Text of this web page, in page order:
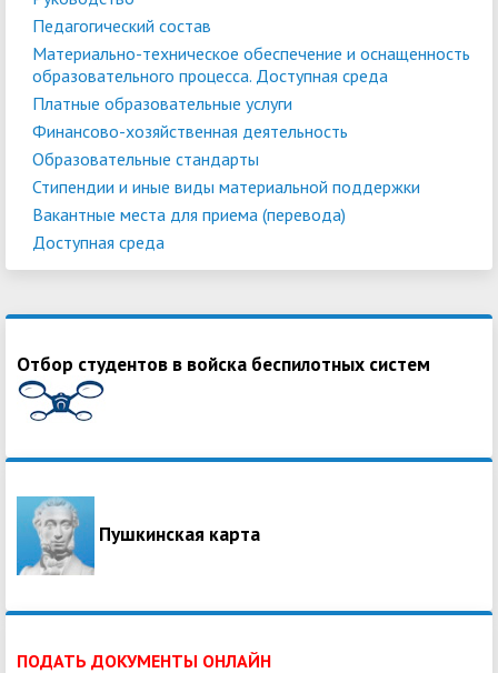
Педагогический состав
Материально-техническое обеспечение и оснащенность
образовательного процесса. Доступная среда
Платные образовательные услуги
Финансово-хозяйственная деятельность
Образовательные стандарты
Стипендии и иные виды материальной поддержки
Вакантные места для приема (перевода)
Доступная среда
Отбор студентов в войска беспилотных систем
Пушкинская карта
ПОДАТЬ ДОКУМЕНТЫ ОНЛАЙН